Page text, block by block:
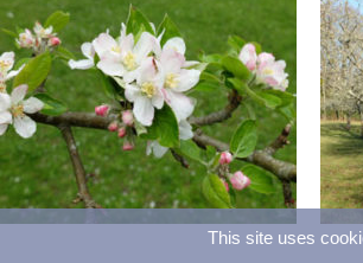
This site uses